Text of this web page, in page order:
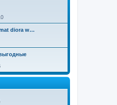
diora w…